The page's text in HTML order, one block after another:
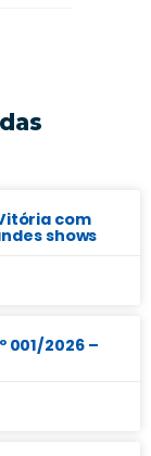
com
shows
001/2026 –